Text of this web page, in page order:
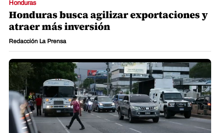
Honduras
Honduras busca agilizar exportaciones y
atraer más inversión
Redacción La Prensa